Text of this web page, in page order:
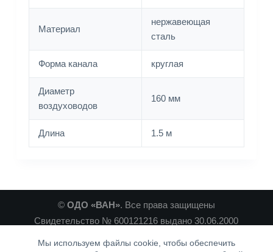
Мы используем файлы cookie, чтобы обеспечить
Материал
нержавеющая
сталь
Форма канала круглая
Диаметр
воздуховодов
160 мм
Длина 1.5 м
© ОДО «ВАН». Все права защищены
Свидетельство № 600121216 выдано 30.06.2000